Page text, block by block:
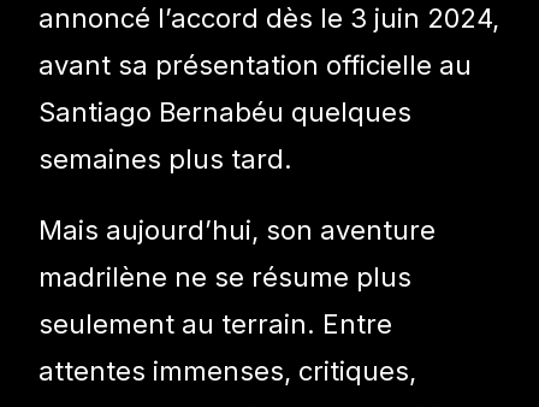
annoncé l’accord dès le 3 juin 2024,
avant sa présentation officielle au
Santiago Bernabéu quelques
semaines plus tard.
Mais aujourd’hui, son aventure
madrilène ne se résume plus
seulement au terrain. Entre
attentes immenses, critiques,